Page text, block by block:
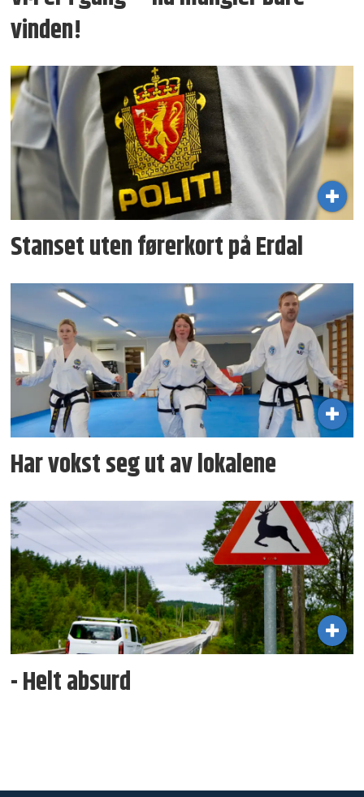
vinden!
Stanset uten førerkort på Erdal
Har vokst seg ut av lokalene
- Helt absurd